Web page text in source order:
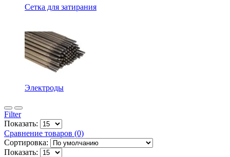
Сетка для затирания
Электроды
Filter
Показать:
Сравнение товаров (0)
Сортировка:
Показать: